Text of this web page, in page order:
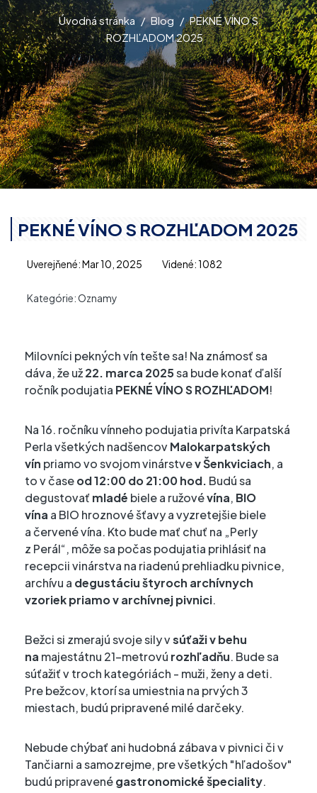
Úvodná stránka Blog
PEKNÉ VÍNO S
ROZHĽADOM 2025
PEKNÉ VÍNO S ROZHĽADOM 2025
Uverejňené: Mar 10, 2025 Videné: 1082
Kategórie:Oznamy
Milovníci pekných vín tešte sa! Na známosť sa
dáva, že už22. marca 2025sa bude konať ďalší
ročník podujatia PEKNÉ VÍNO S ROZHĽADOM!
Na 16. ročníku vínneho podujatia privíta Karpatská
Perla všetkých nadšencovMalokarpatských
vín priamo vo svojom vinárstvev Šenkviciach, a
to v časeod 12:00 do 21:00 hod. Budú sa
degustovaťmladé biele a ružovévína, BIO
vína a BIO hroznové šťavy a vyzretejšie biele
a červené vína. Kto bude mať chuť na „Perly
z Perál“, môže sa počas podujatia prihlásiť na
recepcii vinárstva na riadenú prehliadku pivnice,
archívu a degustáciu štyroch archívnych
vzoriek priamo v archívnej pivnici.
Bežci si zmerajú svoje sily vsúťaži v behu
na majestátnu 21-metrovú rozhľadňu. Bude sa
súťažiť v troch kategóriách - muži, ženy a deti.
Pre bežcov, ktorí sa umiestnia na prvých 3
miestach, budú pripravené milé darčeky.
Nebude chýbať ani hudobná zábava v pivnici či v
Tančiarni a samozrejme, pre všetkých "hľadošov"
budú pripravenégastronomické špeciality.